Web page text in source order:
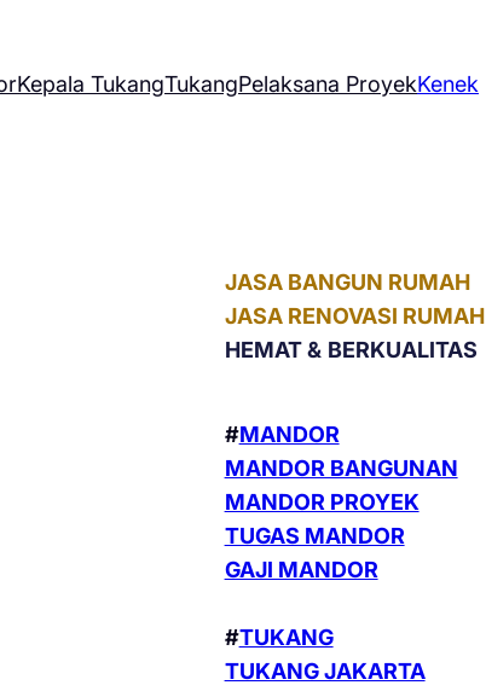
Kepala TukangTukangPelaksana ProyekKenek
JASA BANGUN RUMAH
JASA RENOVASI RUMAH
HEMAT & BERKUALITAS
#MANDOR
MANDOR BANGUNAN
MANDOR PROYEK
TUGAS MANDOR
GAJI MANDOR
#TUKANG
TUKANG JAKARTA